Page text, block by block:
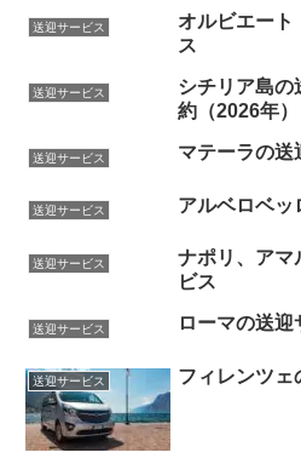
送迎サービス
オルビエート
ス
送迎サービス
シチリア島の
約（2026年）
送迎サービス マテーラの送
送迎サービス アルベロベッ
送迎サービス
ナポリ、アマ
ビス
送迎サービス ローマの送迎
送迎サービス フィレンツェ